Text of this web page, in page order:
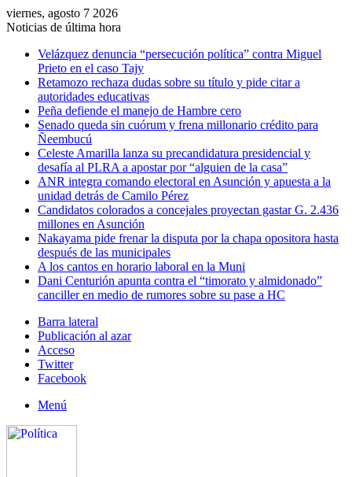
viernes, agosto 7 2026
Noticias de última hora
Velázquez denuncia “persecución política” contra Miguel
Prieto en el caso Tajy
Retamozo rechaza dudas sobre su título y pide citar a
autoridades educativas
Peña defiende el manejo de Hambre cero
Senado queda sin cuórum y frena millonario crédito para
Ñeembucú
Celeste Amarilla lanza su precandidatura presidencial y
desafía al PLRA a apostar por “alguien de la casa”
ANR integra comando electoral en Asunción y apuesta a la
unidad detrás de Camilo Pérez
Candidatos colorados a concejales proyectan gastar G. 2.436
millones en Asunción
Nakayama pide frenar la disputa por la chapa opositora hasta
después de las municipales
A los cantos en horario laboral en la Muni
Dani Centurión apunta contra el “timorato y almidonado”
canciller en medio de rumores sobre su pase a HC
Barra lateral
Publicación al azar
Acceso
Twitter
Facebook
Menú